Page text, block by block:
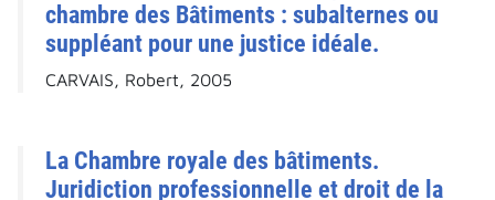
chambre des Bâtiments : subalternes ou
suppléant pour une justice idéale.
CARVAIS, Robert, 2005
La Chambre royale des bâtiments.
Juridiction professionnelle et droit de la